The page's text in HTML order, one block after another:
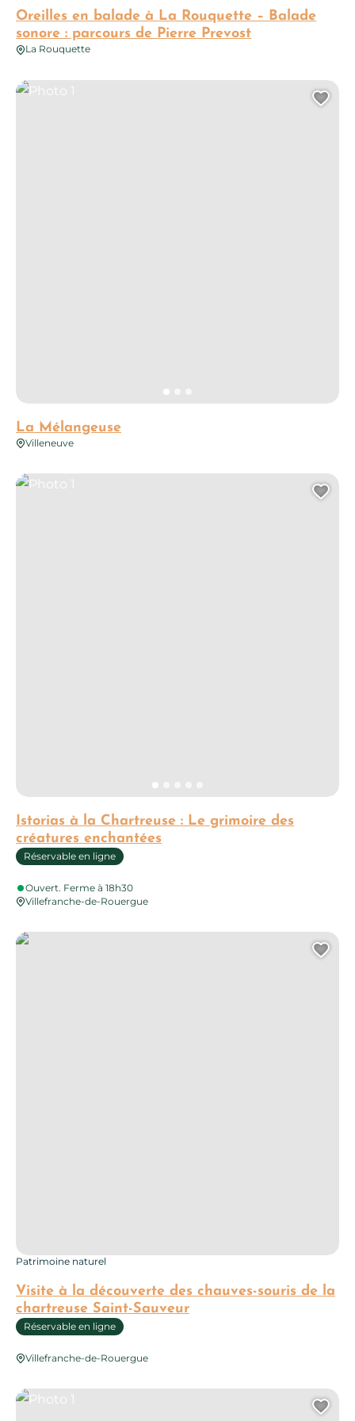
Oreilles en balade à La Rouquette – Balade
sonore : parcours de Pierre Prevost
La Rouquette
La Mélangeuse
Villeneuve
Photo 1
Istorias à la Chartreuse : Le grimoire des
créatures enchantées
Réservable en ligne
Ouvert. Ferme à 18h30
Villefranche-de-Rouergue
Photo 1
Visite à la découverte des chauves-souris de la
chartreuse Saint-Sauveur
Patrimoine naturel
Réservable en ligne
Villefranche-de-Rouergue
Visite à la découverte des chauves-souris de la chartreuse
Photo 1